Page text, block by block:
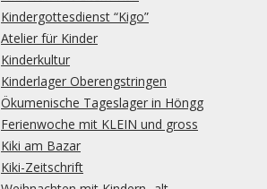
Kindergottesdienst “Kigo”
Atelier für Kinder
Kinderkultur
Kinderlager Oberengstringen
Ökumenische Tageslager in Höngg
Ferienwoche mit KLEIN und gross
Kiki am Bazar
Kiki-Zeitschrift